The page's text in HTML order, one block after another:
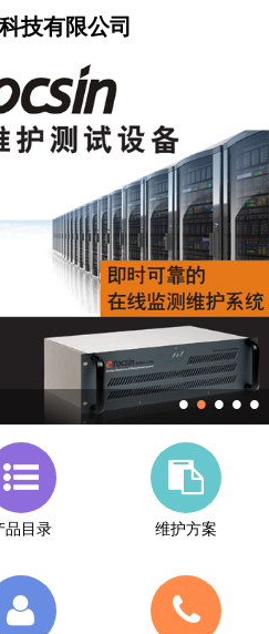
技有限公司
•
•
•
•
•
品目录 维护方案